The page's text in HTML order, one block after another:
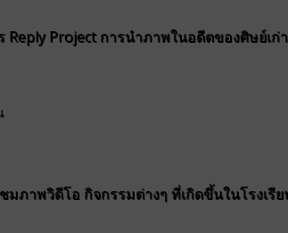
Reply Project การนำภาพในอดีตของศิษย์เ
ภาพวิดีโอ กิจกรรมต่างๆ ที่เกิดขึ้นในโรงเรี